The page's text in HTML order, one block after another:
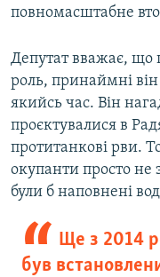
повномасштабне
Депутат вважає, що
роль, принаймні
якийсь час. Він
проєктувалися в
протитанкові рви.
окупанти просто не
були б наповнені
Ще з 2014
був